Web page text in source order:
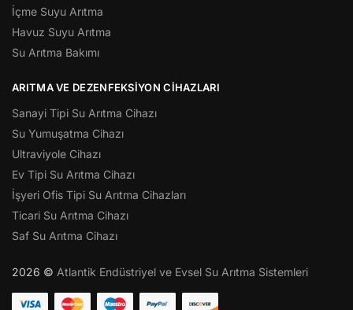
İçme Suyu Arıtma
Havuz Suyu Arıtma
Su Arıtma Bakımı
ARITMA VE DEZENFEKSIYON CIHAZLARI
Sanayi Tipi Su Arıtma Cihazı
Su Yumuşatma Cihazı
Ultraviyole Cihazı
Ev Tipi Su Arıtma Cihazı
İşyeri Ofis Tipi Su Arıtma Cihazları
Ticari Su Arıtma Cihazı
Saf Su Arıtma Cihazı
2026 © Atlantik Endüstriyel ve Evsel Su Arıtma Sistemleri